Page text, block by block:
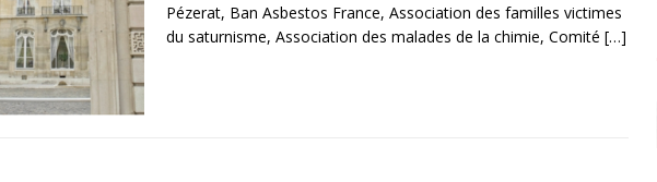
Pézerat, Ban Asbestos France, Association des familles victimes
du saturnisme, Association des malades de la chimie, Comité […]